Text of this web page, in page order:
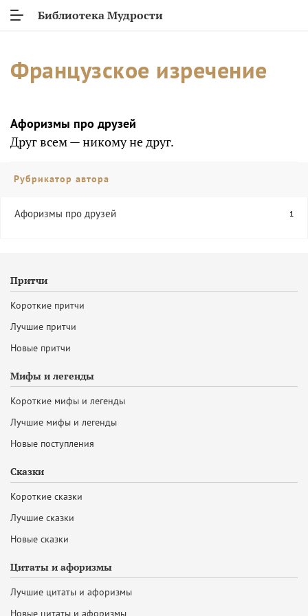
Библиотека Мудрости
Французское изречение
Афоризмы про друзей
Друг всем — никому не друг.
Рубрикатор автора
Афоризмы про друзей 1
Притчи
Короткие притчи
Лучшие притчи
Новые притчи
Мифы и легенды
Короткие мифы и легенды
Лучшие мифы и легенды
Новые поступления
Сказки
Короткие сказки
Лучшие сказки
Новые сказки
Цитаты и афоризмы
Лучшие цитаты и афоризмы
Новые цитаты и афоризмы